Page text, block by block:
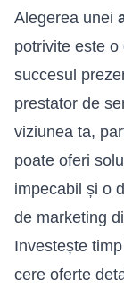
Alegerea unei
potrivite este
succesul
prestator de
viziunea ta,
poate oferi
impecabil și o
de marketing
Investește
cere oferte